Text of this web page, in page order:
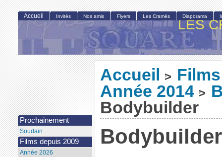
LES
Accueil >
Année 2014 >
Bodybuilder
Bodybuilder
Accueil Invités Nos amis Flyers Les Cramés Diaporama
Prochainement
Soudain
Films depuis 2009
Année 2026